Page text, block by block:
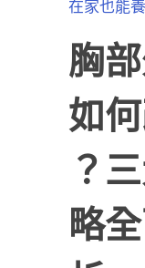
在家也能
胸
如
？
略